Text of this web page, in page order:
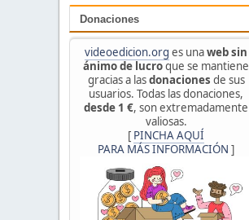
Donaciones
videoedicion.org es unaweb sin
ánimo de lucroque se mantiene
gracias a lasdonaciones de sus
usuarios. Todas las donaciones,
desde 1 €, son extremadamente
valiosas.
[ PINCHA AQUÍ
PARA MÁS INFORMACIÓN ]